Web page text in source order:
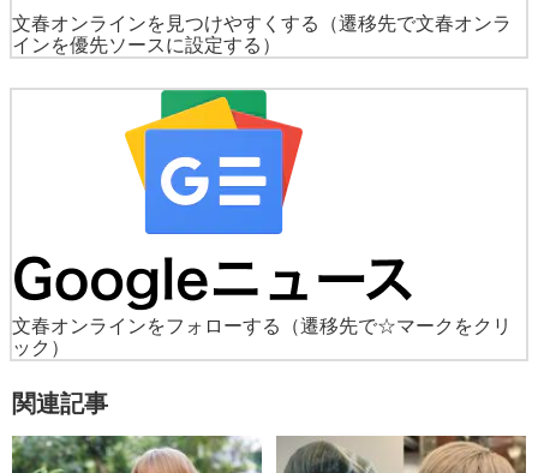
文春オンラインを見つけやすくする
（遷移先で文春オンラ
インを優先ソースに設定する）
文春オンラインをフォローする
（遷移先で☆マークをクリ
ック）
関連記事